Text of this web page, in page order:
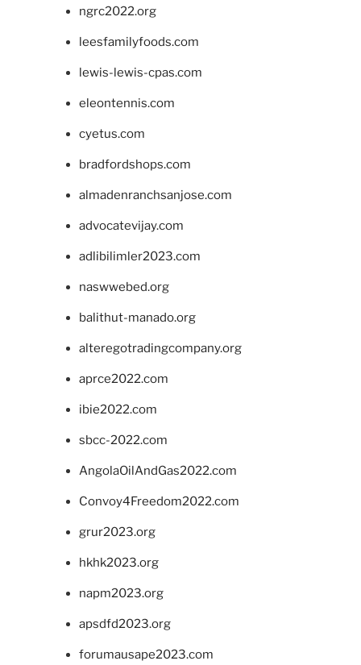
ngrc2022.org
leesfamilyfoods.com
lewis-lewis-cpas.com
eleontennis.com
cyetus.com
bradfordshops.com
almadenranchsanjose.com
advocatevijay.com
adlibilimler2023.com
naswwebed.org
balithut-manado.org
alteregotradingcompany.org
aprce2022.com
ibie2022.com
sbcc-2022.com
AngolaOilAndGas2022.com
Convoy4Freedom2022.com
grur2023.org
hkhk2023.org
napm2023.org
apsdfd2023.org
forumausape2023.com